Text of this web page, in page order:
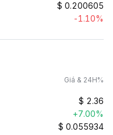
$ 0.200605
-1.10%
Giá & 24H%
$ 2.36
+7.00%
$ 0.055934